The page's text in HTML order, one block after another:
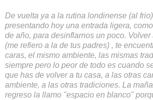
De vuelta ya a la rutina londinense (al
presentando hoy una entrada ligera,
de año, para desinflarnos un poco.
(me refiero a la de tus padres) , te
caras, el mismo ambiente, las mismas
siempre pero lo peor de todo es cuando
que has de volver a tu casa, a las otras
ambiente, a las otras tradiciones. La
regreso la llamo "espacio en blanco"